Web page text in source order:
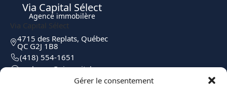
Gérer le consentement
Via Capital Sélect
Agence immobilère
Via Capital Sélect
4715 des Replats, Québec
QC G2J 1B8
(418) 554-1651
moc.elatipacaiv@egreborp